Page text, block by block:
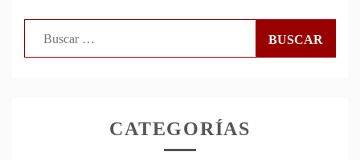
CATEGORÍAS